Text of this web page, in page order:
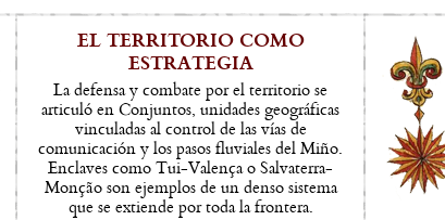
EL TERRITORIO COMO
ESTRATEGIA
La defensa y combate por el territorio se
articuló en Conjuntos, unidades geográficas
vinculadas al control de las vías de
comunicación y los pasos fluviales del Miño.
Enclaves como Tui-Valença o Salvaterra-
Monção son ejemplos de un denso sistema
que se extiende por toda la frontera.